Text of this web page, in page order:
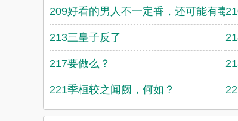
209好看的男人不一定香，还可能有毒
213三皇子反了
217要做么？
221季桓较之闻阙，何如？